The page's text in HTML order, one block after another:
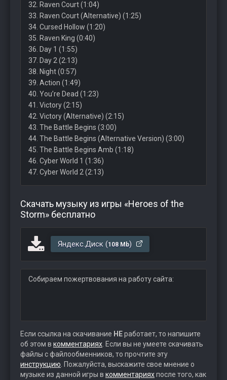
32. Raven Court (1:04)
33. Raven Court (Alternative) (1:25)
34. Cursed Hollow (1:20)
35. Raven King (0:40)
36. Day 1 (1:55)
37. Day 2 (2:13)
38. Night (0:57)
39. Action (1:49)
40. You’re Dead (1:23)
41. Victory (2:15)
42. Victory (Alternative) (2:15)
43. The Battle Begins (3:00)
44. The Battle Begins (Alternative Version) (3:00)
45. The Battle Begins Amb (1:18)
46. Cyber World 1 (1:36)
47. Cyber World 2 (2:13)
Скачать музыку из игры «Heroes of the
Storm» бесплатно
Яндекс.Диск (108 Mb)
Собираем пожертвования на работу сайта:
Если ссылка на скачивание НЕработает, то напишите
об этом в комментариях . Если вы не умеете скачивать
файлы с файлообменников, то прочтите эту
инструкцию . Пожалуйста, выскажите свое мнение о
музыке из данной игры в комментарияхпосле того, как